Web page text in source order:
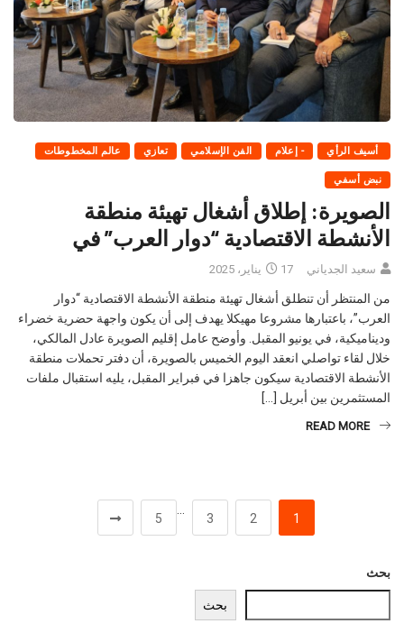
أسيف الرأي - إعلام الفن الإسلامي تعازي عالم المخطوطات
نبض أسفي
الصويرة: إطلاق أشغال تهيئة منطقة
الأنشطة الاقتصادية “دوار العرب” في
سعيد الجدياني 17 يناير، 2025
من المنتظر أن تنطلق أشغال تهيئة منطقة الأنشطة الاقتصادية “دوار
العرب”، باعتبارها مشروعا مهيكلا يهدف إلى أن يكون واجهة حضرية خضراء
وديناميكية، في يونيو المقبل. وأوضح عامل إقليم الصويرة عادل المالكي،
خلال لقاء تواصلي انعقد اليوم الخميس بالصويرة، أن دفتر تحملات منطقة
الأنشطة الاقتصادية سيكون جاهزا في فبراير المقبل، يليه استقبال ملفات
المستثمرين بين أبريل […]
READ MORE
1
2
3
5
بحث
بحث